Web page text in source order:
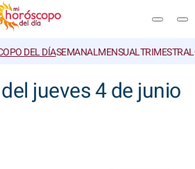
DEL DÍASEMANALMENSUALTRIMESTRAL
jueves 4 de junio